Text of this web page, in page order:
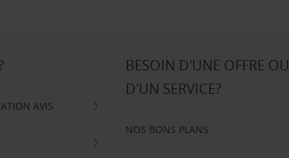
AVIS
BESOIN D'UNE OFFRE OU
D'UN SERVICE?
NOS BONS PLANS